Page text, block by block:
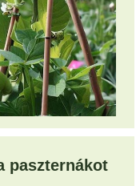
paszternákot